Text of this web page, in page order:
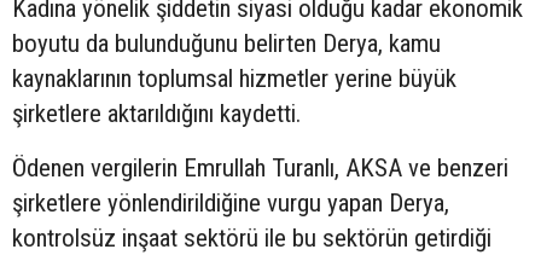
Kadına yönelik şiddetin siyasi olduğu kadar ekonomik
boyutu da bulunduğunu belirten Derya, kamu
kaynaklarının toplumsal hizmetler yerine büyük
şirketlere aktarıldığını kaydetti.
Ödenen vergilerin Emrullah Turanlı, AKSA ve benzeri
şirketlere yönlendirildiğine vurgu yapan Derya,
kontrolsüz inşaat sektörü ile bu sektörün getirdiği